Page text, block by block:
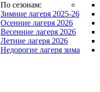
По сезонам:
Зимние лагеря 2025-26
Осенние лагеря 2026
Весенние лагеря 2026
Летние лагеря 2026
Недорогие лагеря зима